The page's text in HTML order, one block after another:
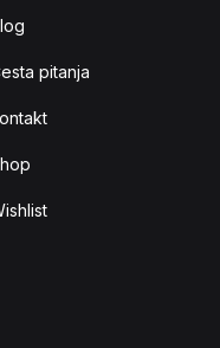
pitanja